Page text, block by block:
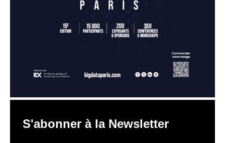
S'abonner à la Newsletter